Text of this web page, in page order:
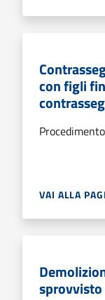
con figli
VAI ALLA